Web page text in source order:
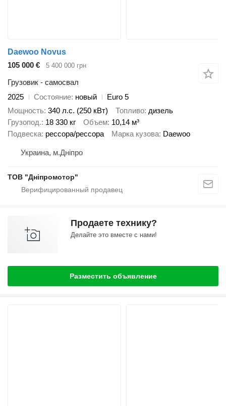
Daewoo Novus
105 000 €
5 400 000 грн
Грузовик - самосвал
2025
Состояние новый
Euro 5
Мощность 340 л.с. (250 кВт) Топливо дизель
Грузопод. 18 330 кг Объем 10,14 м³
Подвеска рессора/рессора Марка кузова Daewoo
Украина, м.Дніпро
ТОВ "Дніпромотор"
Продаете технику?
Делайте это вместе с нами!
Разместить объявление